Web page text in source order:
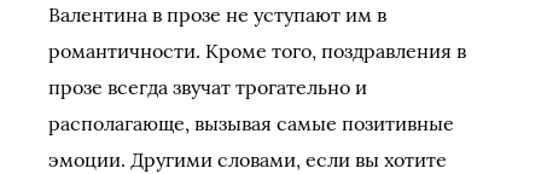
Валентина в прозе не уступают им в
романтичности. Кроме того, поздравления в
прозе всегда звучат трогательно и
располагающе, вызывая самые позитивные
эмоции. Другими словами, если вы хотите